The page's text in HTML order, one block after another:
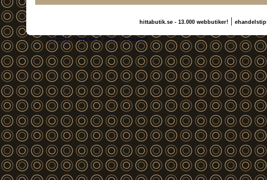
hittabutik.se - 13.000 webbutiker!|
(c) 2011, nogg.se & Jonas Jonasson